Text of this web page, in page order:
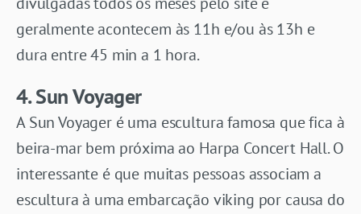
geralmente acontecem às 11h e/ou às 13h e
dura entre 45 min a 1 hora.
4. Sun Voyager
A Sun Voyager é uma escultura famosa que fica à
beira-mar bem próxima ao Harpa Concert Hall. O
interessante é que muitas pessoas associam a
escultura à uma embarcação viking por causa do